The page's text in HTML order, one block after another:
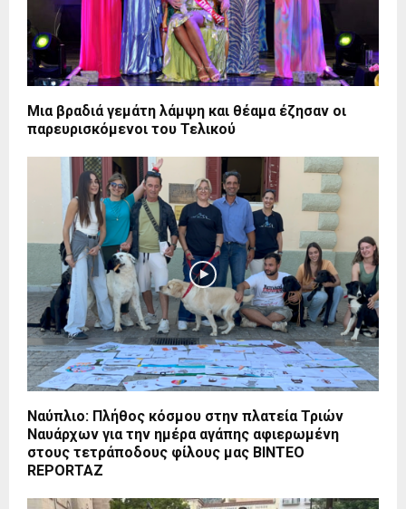
Μια βραδιά γεμάτη λάμψη και θέαμα έζησαν οι
παρευρισκόμενοι του Τελικού
Ναύπλιο: Πλήθος κόσμου στην πλατεία Τριών
Ναυάρχων για την ημέρα αγάπης αφιερωμένη
στους τετράποδους φίλους μας BINTEO
REPORTAZ